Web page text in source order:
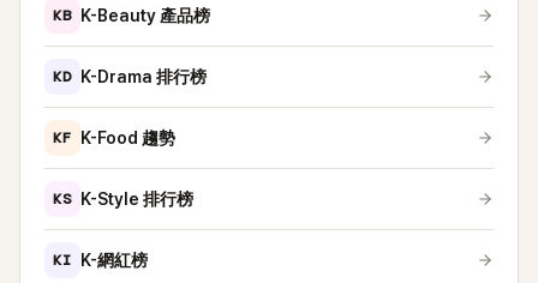
KB K-Beauty 產品榜
KD K-Drama 排行榜
KF K-Food 趨勢
KS K-Style 排行榜
KI K-網紅榜